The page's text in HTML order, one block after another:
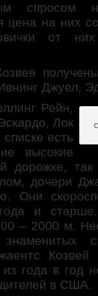
спросом
цена на них
от
Джуел,
Рейн,
Лок
есть
высокие
дорожке,
дочери
Они
и старше.
– 2000 м.
знаменитых
года в год
в США.